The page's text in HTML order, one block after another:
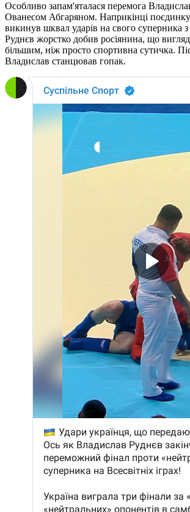
Особливо запам'яталася перемога
Ованесом Абгаряном. Наприкінці поєдинку
викинув шквал ударів на свого суперника з
Руднєв жорстко добив росіянина, що
більшим, ніж просто спортивна сутичка.
Владислав станцював гопак.